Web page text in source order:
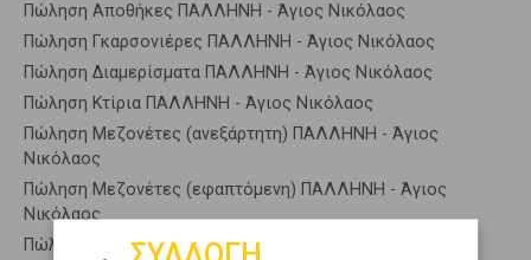
Πώληση Αποθήκες ΠΑΛΛΗΝΗ - Άγιος Νικόλαος
Πώληση Γκαρσονιέρες ΠΑΛΛΗΝΗ - Άγιος Νικόλαος
Πώληση Διαμερίσματα ΠΑΛΛΗΝΗ - Άγιος Νικόλαος
Πώληση Κτίρια ΠΑΛΛΗΝΗ - Άγιος Νικόλαος
Πώληση Μεζονέτες (ανεξάρτητη) ΠΑΛΛΗΝΗ - Άγιος
Νικόλαος
Πώληση Μεζονέτες (εφαπτόμενη) ΠΑΛΛΗΝΗ - Άγιος
Νικόλαος
Πώληση Μονοκατοικίες ΠΑΛΛΗΝΗ - Άγιος Νικόλαος